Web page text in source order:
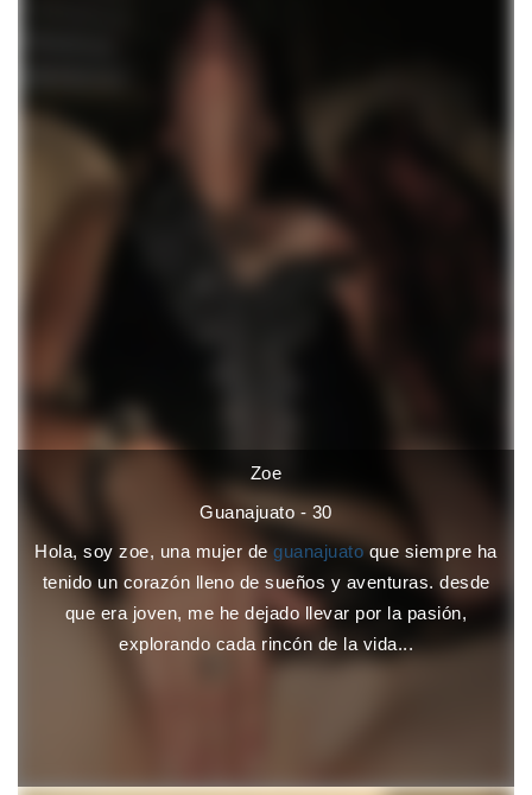
Zoe
Guanajuato - 30
Hola, soy zoe, una mujer deguanajuato que siempre ha
tenido un corazón lleno de sueños y aventuras. desde
que era joven, me he dejado llevar por la pasión,
explorando cada rincón de la vida...